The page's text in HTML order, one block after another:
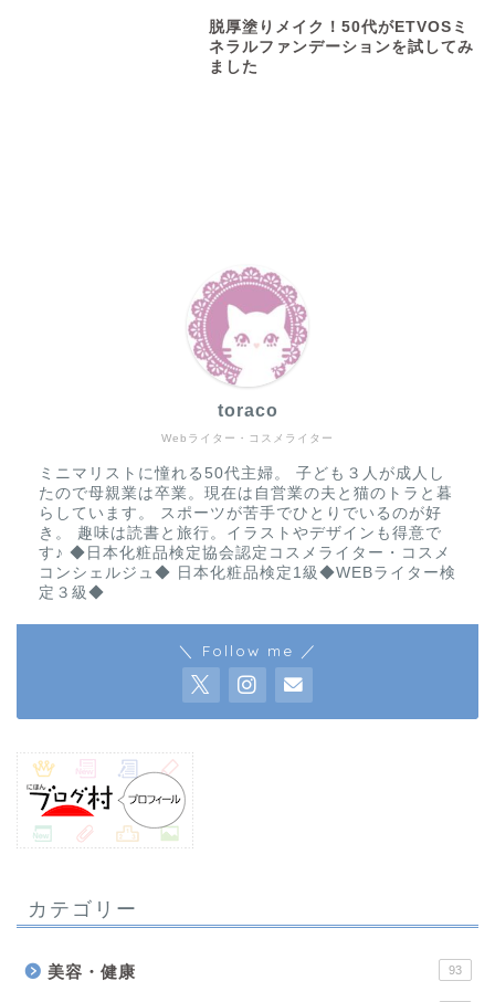
脱厚塗りメイク！50代がETVOSミ
ネラルファンデーションを試してみ
ました
Webライター・コスメライター
toraco
ミニマリストに憧れる50代主婦。 子ども３人が成人し
たので母親業は卒業。現在は自営業の夫と猫のトラと暮
らしています。 スポーツが苦手でひとりでいるのが好
き。 趣味は読書と旅行。イラストやデザインも得意で
す♪ ◆日本化粧品検定協会認定コスメライター・コスメ
コンシェルジュ◆ 日本化粧品検定1級◆WEBライター検
定３級◆
＼ Follow me ／
カテゴリー
美容・健康 93